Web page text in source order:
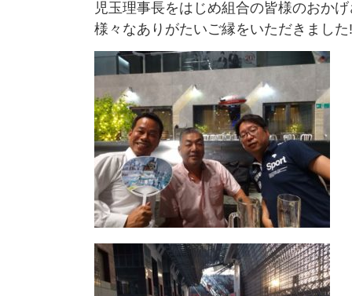
児玉理事長をはじめ組合の皆様のおか
様々なありがたいご縁をいただきました